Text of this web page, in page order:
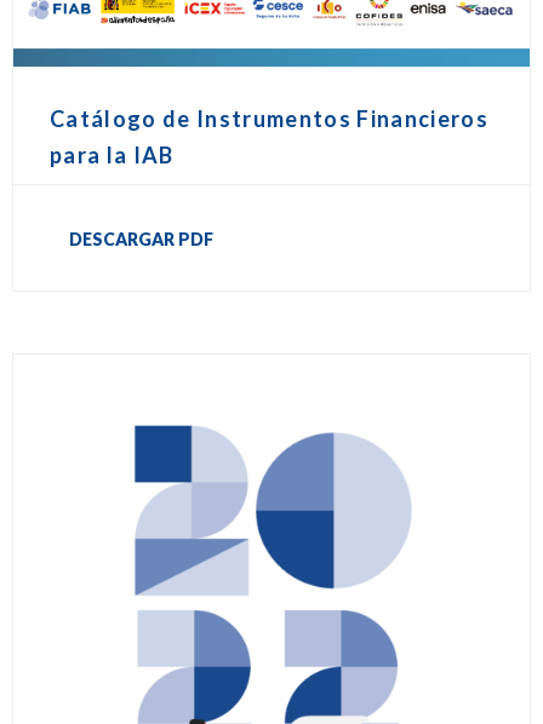
Catálogo de Instrumentos Financieros
para la IAB
DESCARGAR PDF